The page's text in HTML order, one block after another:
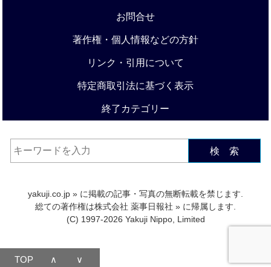
お問合せ
著作権・個人情報などの方針
リンク・引用について
特定商取引法に基づく表示
終了カテゴリー
検 索
yakuji.co.jp » に掲載の記事・写真の無断転載を禁じます.
総ての著作権は株式会社 薬事日報社 » に帰属します.
(C) 1997-2026 Yakuji Nippo, Limited
TOP ∧ ∨